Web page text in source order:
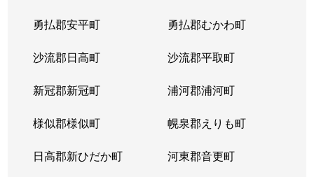
勇払郡安平町 勇払郡むかわ町
沙流郡日高町 沙流郡平取町
新冠郡新冠町 浦河郡浦河町
様似郡様似町 幌泉郡えりも町
日高郡新ひだか町 河東郡音更町